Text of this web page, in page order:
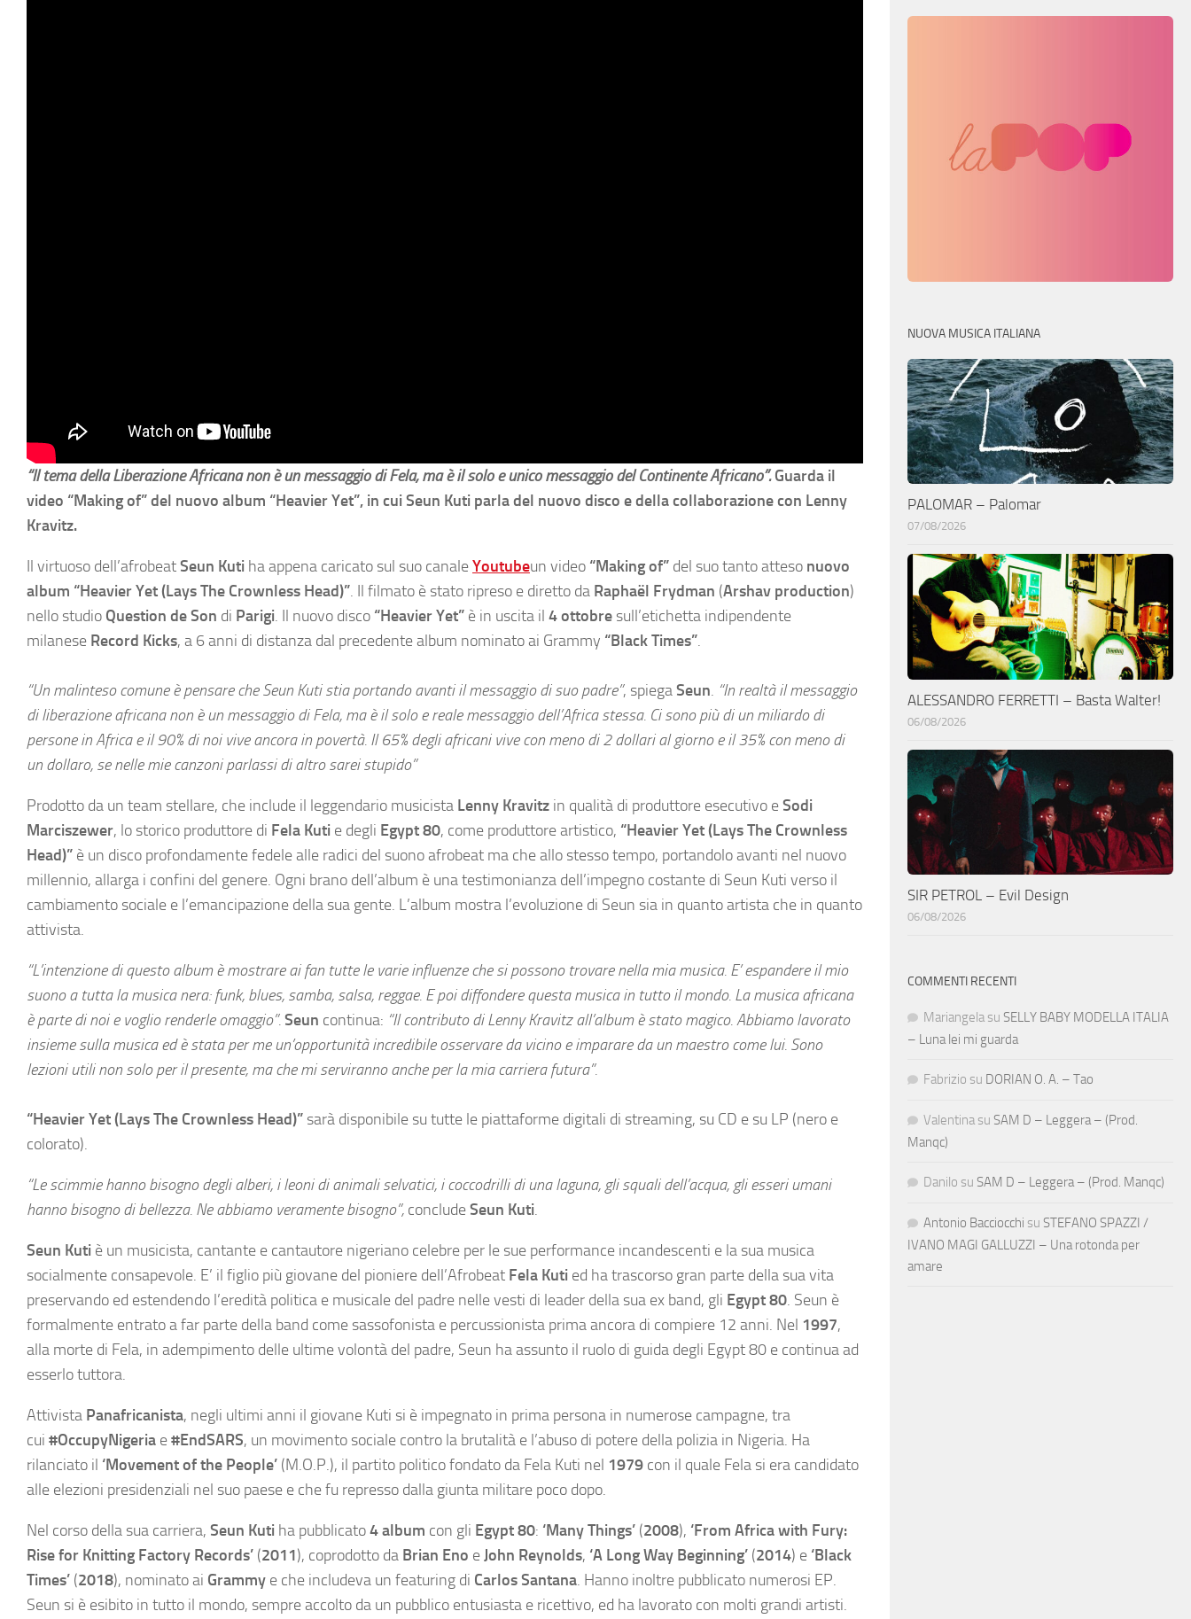
“Il tema della Liberazione Africana non è un messaggio di Fela, ma è il solo e unico messaggio del Continente Africano”.Guarda il
video “Making of” del nuovo album “Heavier Yet”, in cui Seun Kuti parla del nuovo disco e della collaborazione con Lenny
Kravitz.
Il virtuoso dell’afrobeatSeun Kuti ha appena caricato sul suo canaleYoutubeun video “Making of” del suo tanto atteso nuovo
album “Heavier Yet (Lays The Crownless Head)”. Il filmato è stato ripreso e diretto da Raphaël Frydman (Arshav production)
nello studio Question de Son di Parigi. Il nuovo disco “Heavier Yet” è in uscita il 4 ottobre sull’etichetta indipendente
milanese Record Kicks, a 6 anni di distanza dal precedente album nominato ai Grammy “Black Times”.
“Un malinteso comune è pensare che Seun Kuti stia portando avanti il messaggio di suo padre”, spiegaSeun. “In realtà il messaggio
di liberazione africana non è un messaggio di Fela, ma è il solo e reale messaggio dell’Africa stessa. Ci sono più di un miliardo di
persone in Africa e il 90% di noi vive ancora in povertà. Il 65% degli africani vive con meno di 2 dollari al giorno e il 35% con meno di
un dollaro, se nelle mie canzoni parlassi di altro sarei stupido”
Prodotto da un team stellare, che include il leggendario musicista Lenny Kravitz in qualità di produttore esecutivo eSodi
Marciszewer, lo storico produttore di Fela Kuti e degli Egypt 80, come produttore artistico, “Heavier Yet (Lays The Crownless
Head)” è un disco profondamente fedele alle radici del suono afrobeat ma che allo stesso tempo, portandolo avanti nel nuovo
millennio, allarga i confini del genere. Ogni brano dell’album è una testimonianza dell’impegno costante di Seun Kuti verso il
cambiamento sociale e l’emancipazione della sua gente. L’album mostra l’evoluzione di Seun sia in quanto artista che in quanto
attivista.
“L’intenzione di questo album è mostrare ai fan tutte le varie influenze che si possono trovare nella mia musica. E’ espandere il mio
suono a tutta la musica nera: funk, blues, samba, salsa, reggae. E poi diffondere questa musica in tutto il mondo. La musica africana
è parte di noi e voglio renderle omaggio”.Seun continua: “Il contributo di Lenny Kravitz all’album è stato magico. Abbiamo lavorato
insieme sulla musica ed è stata per me un’opportunità incredibile osservare da vicino e imparare da un maestro come lui. Sono
lezioni utili non solo per il presente, ma che mi serviranno anche per la mia carriera futura”.
“Heavier Yet (Lays The Crownless Head)” sarà disponibile su tutte le piattaforme digitali di streaming, su CD e su LP (nero e
colorato).
“Le scimmie hanno bisogno degli alberi, i leoni di animali selvatici, i coccodrilli di una laguna, gli squali dell’acqua, gli esseri umani
hanno bisogno di bellezza. Ne abbiamo veramente bisogno”, concludeSeun Kuti.
Seun Kuti è un musicista, cantante e cantautore nigeriano celebre per le sue performance incandescenti e la sua musica
socialmente consapevole. E’ il figlio più giovane del pioniere dell’Afrobeat Fela Kuti ed ha trascorso gran parte della sua vita
preservando ed estendendo l’eredità politica e musicale del padre nelle vesti di leader della sua ex band, gli Egypt 80. Seun è
formalmente entrato a far parte della band come sassofonista e percussionista prima ancora di compiere 12 anni. Nel 1997,
alla morte di Fela, in adempimento delle ultime volontà del padre, Seun ha assunto il ruolo di guida degli Egypt 80 e continua ad
esserlo tuttora.
Attivista Panafricanista, negli ultimi anni il giovane Kuti si è impegnato in prima persona in numerose campagne, tra
cui #OccupyNigeria e#EndSARS, un movimento sociale contro la brutalità e l’abuso di potere della polizia in Nigeria. Ha
rilanciato il ‘Movement of the People’ (M.O.P.), il partito politico fondato da Fela Kuti nel 1979 con il quale Fela si era candidato
alle elezioni presidenziali nel suo paese e che fu represso dalla giunta militare poco dopo.
Nel corso della sua carriera, Seun Kuti ha pubblicato4 album con gli Egypt 80: ‘Many Things’ (2008), ‘From Africa with Fury:
Rise for Knitting Factory Records’ (2011), coprodotto da Brian Eno eJohn Reynolds, ‘A Long Way Beginning’ (2014) e ‘Black
Times’ (2018), nominato ai Grammy e che includeva un featuring di Carlos Santana. Hanno inoltre pubblicato numerosi EP.
Seun si è esibito in tutto il mondo, sempre accolto da un pubblico entusiasta e ricettivo, ed ha lavorato con molti grandi artisti.
NUOVA MUSICA ITALIANA
PALOMAR – Palomar
07/08/2026
ALESSANDRO FERRETTI – Basta Walter!
06/08/2026
SIR PETROL – Evil Design
06/08/2026
COMMENTI RECENTI
Mariangela su SELLY BABY MODELLA ITALIA
– Luna lei mi guarda
Fabrizio su DORIAN O. A. – Tao
Valentina su SAM D – Leggera – (Prod.
Manqc)
Danilo su SAM D – Leggera – (Prod. Manqc)
Antonio Bacciocchi su STEFANO SPAZZI /
IVANO MAGI GALLUZZI – Una rotonda per
amare